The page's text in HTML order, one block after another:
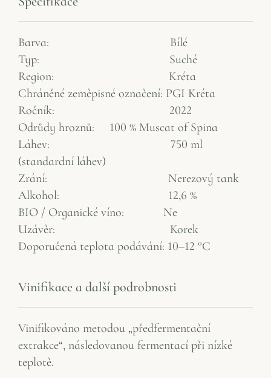
Barva: Bílé
Typ: Suché
Region: Kréta
Chráněné zeměpisné označení: PGI Kréta
Ročník: 2022
Odrůdy hroznů: 100 % Muscat of Spina
Láhev: 750 ml
(standardní láhev)
Zrání: Nerezový tank
Alkohol: 12,6 %
BIO / Organické víno: Ne
Uzávěr: Korek
Doporučená teplota podávání: 10–12 °C
Vinifikace a další podrobnosti
Vinifikováno metodou „předfermentační
extrakce“, následovanou fermentací při nízké
teplotě.